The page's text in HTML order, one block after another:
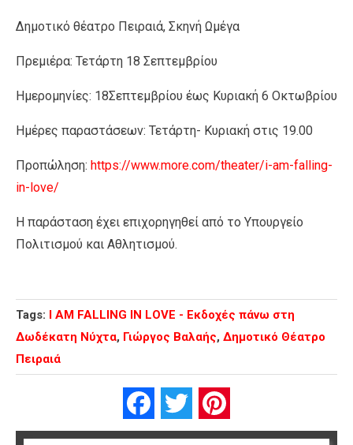
Δημοτικό θέατρο Πειραιά, Σκηνή Ωμέγα
Πρεμιέρα: Τετάρτη 18 Σεπτεμβρίου
Ημερομηνίες: 18Σεπτεμβρίου έως Κυριακή 6 Οκτωβρίου
Ημέρες παραστάσεων: Τετάρτη- Κυριακή στις 19.00
Προπώληση: https://www.more.com/theater/i-am-falling-
in-love/
Η παράσταση έχει επιχορηγηθεί από το Υπουργείο
Πολιτισμού και Αθλητισμού.
Tags: I AM FALLING IN LOVE - Εκδοχές πάνω στη
Δωδέκατη Νύχτα, Γιώργος Βαλαής, Δημοτικό Θέατρο
Πειραιά
FacebookTwitter